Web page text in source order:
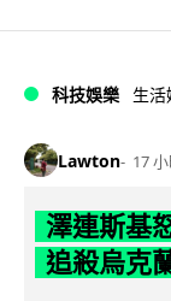
科技娛樂 生活
Lawton 17
澤連斯基
追殺烏克